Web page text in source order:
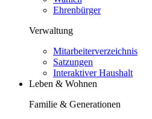
Ehrenbürger
Verwaltung
Mitarbeiterverzeichnis
Satzungen
Interaktiver Haushalt
Leben & Wohnen
Familie & Generationen